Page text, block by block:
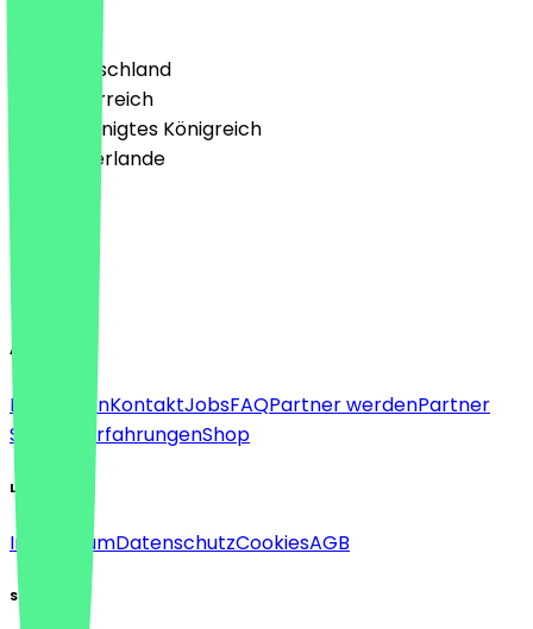
🇩🇪 Deutschland
🇦🇹 Österreich
🇬🇧 Vereinigtes Königreich
🇳🇱 Niederlande
Deutsch
About
Für FirmenKontaktJobsFAQPartner werdenPartner
Support
ErfahrungenShop
Legal
ImpressumDatenschutzCookiesAGB
Social